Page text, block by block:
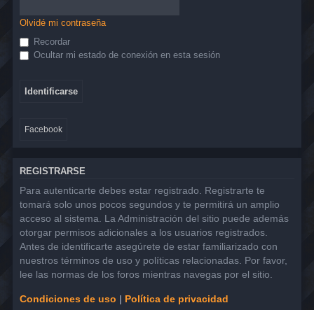
Olvidé mi contraseña
Recordar
Ocultar mi estado de conexión en esta sesión
Facebook
REGISTRARSE
Para autenticarte debes estar registrado. Registrarte te
tomará solo unos pocos segundos y te permitirá un amplio
acceso al sistema. La Administración del sitio puede además
otorgar permisos adicionales a los usuarios registrados.
Antes de identificarte asegúrete de estar familiarizado con
nuestros términos de uso y políticas relacionadas. Por favor,
lee las normas de los foros mientras navegas por el sitio.
Condiciones de uso | Política de privacidad